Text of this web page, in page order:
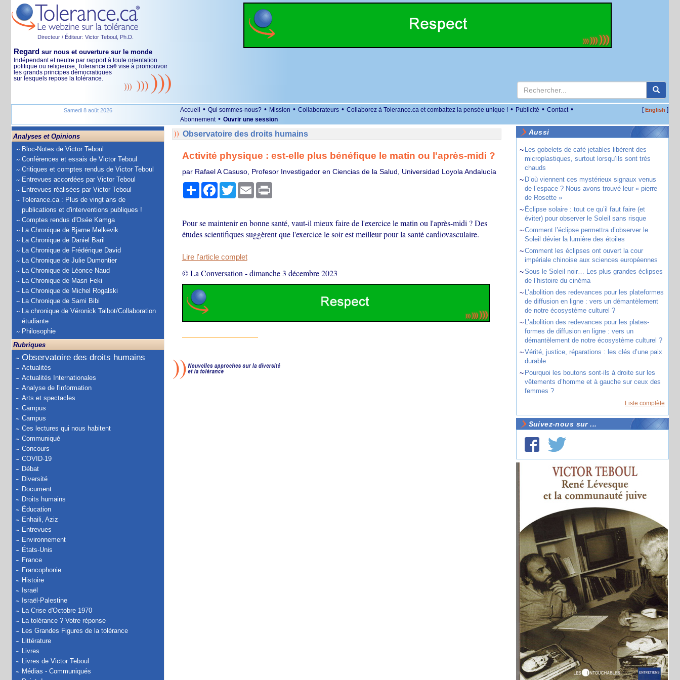
Directeur / Éditeur: Victor Teboul, Ph.D.
Regard sur nous et ouverture sur le monde
Indépendant et neutre par rapport à toute orientation
politique ou religieuse, Tolerance.ca® vise à promouvoir
les grands principes démocratiques
sur lesquels repose la tolérance.
Samedi 8 août 2026 Accueil • Qui sommes-nous? • Mission • Collaborateurs • Collaborez à Tolerance.ca et combattez la pensée unique ! • Publicité • Contact •
Abonnement • Ouvrir une session
[English ]
Analyses et Opinions
Bloc-Notes de Victor Teboul
Conférences et essais de Victor Teboul
Critiques et comptes rendus de Victor Teboul
Entrevues accordées par Victor Teboul
Entrevues réalisées par Victor Teboul
Tolerance.ca : Plus de vingt ans de
publications et d'interventions publiques !
Comptes rendus d'Osée Kamga
La Chronique de Bjarne Melkevik
La Chronique de Daniel Baril
La Chronique de Frédérique David
La Chronique de Julie Dumontier
La Chronique de Léonce Naud
La Chronique de Masri Feki
La Chronique de Michel Rogalski
La Chronique de Sami Bibi
La chronique de Véronick Talbot/Collaboration
étudiante
Philosophie
Rubriques
Observatoire des droits humains
Actualités
Actualités Internationales
Analyse de l'information
Arts et spectacles
Campus
Campus
Ces lectures qui nous habitent
Communiqué
Concours
COVID-19
Débat
Diversité
Document
Droits humains
Éducation
Enhaili, Aziz
Entrevues
Environnement
États-Unis
France
Francophonie
Histoire
Israël
Israël-Palestine
La Crise d'Octobre 1970
La tolérance ? Votre réponse
Les Grandes Figures de la tolérance
Littérature
Livres
Livres de Victor Teboul
Médias - Communiqués
Observatoire des droits humains
Activité physique : est-elle plus bénéfique le matin ou l'après-midi ?
par Rafael A Casuso, Profesor Investigador en Ciencias de la Salud, Universidad Loyola Andalucía
PartagerFacebook
TwitterEmail Print
Pour se maintenir en bonne santé, vaut-il mieux faire de l'exercice le matin ou l'après-midi ? Des
études scientifiques suggèrent que l'exercice le soir est meilleur pour la santé cardiovasculaire.
Lire l'article complet
© La Conversation -dimanche 3 décembre 2023
Aussi
~ Les gobelets de café jetables libèrent des
microplastiques, surtout lorsqu’ils sont très
chauds
~ D’où viennent ces mystérieux signaux venus
de l’espace ? Nous avons trouvé leur « pierre
de Rosette »
~ Éclipse solaire : tout ce qu’il faut faire (et
éviter) pour observer le Soleil sans risque
~Comment l’éclipse permettra d’observer le
Soleil dévier la lumière des étoiles
~Comment les éclipses ont ouvert la cour
impériale chinoise aux sciences européennes
~Sous le Soleil noir… Les plus grandes éclipses
de l’histoire du cinéma
~ L’abolition des redevances pour les plateformes
de diffusion en ligne : vers un démantèlement
de notre écosystème culturel ?
~ L’abolition des redevances pour les plates-
formes de diffusion en ligne : vers un
démantèlement de notre écosystème culturel ?
~Vérité, justice, réparations : les clés d’une paix
durable
~ Pourquoi les boutons sont-ils à droite sur les
vêtements d’homme et à gauche sur ceux des
femmes ?
Liste complète
Suivez-nous sur ...